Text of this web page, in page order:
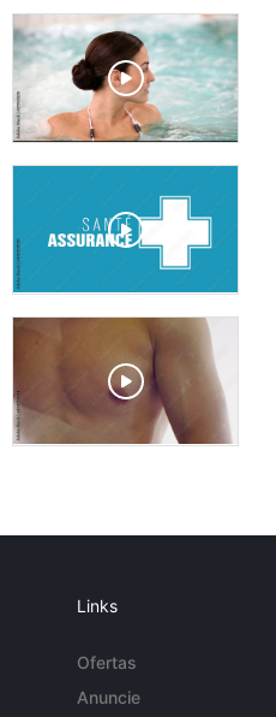
Links
Ofertas
Anuncie